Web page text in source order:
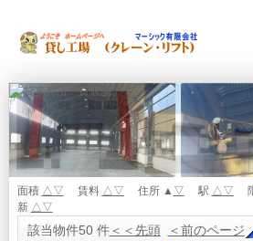
面積 △▽ 賃料 △▽ 住所 ▲ ▽ 駅 △▽
新 △▽
該当物件50 件＜＜先頭
＜前のページ